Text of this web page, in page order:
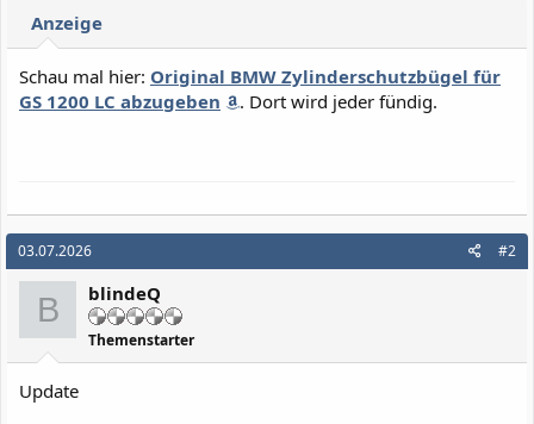
Anzeige
Schau mal hier: Original BMW Zylinderschutzbügel für
GS 1200 LC abzugeben
. Dort wird jeder fündig.
03.07.2026 #2
B blindeQ
Themenstarter
Update